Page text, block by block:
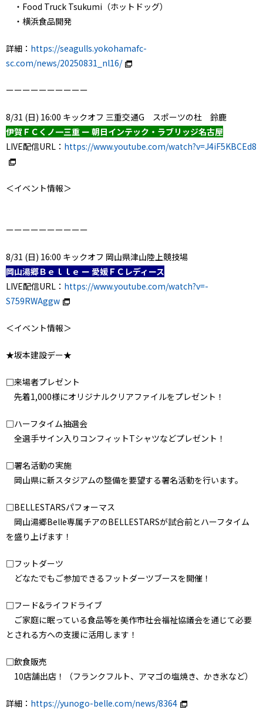
・Food Truck Tsukumi（ホットドッグ）
・横浜食品開発
詳細： https://seagulls.yokohamafc-
sc.com/news/20250831_nl16/
ーーーーーーーーーー
8/31 (日) 16:00 キックオフ 三重交通G スポーツの杜 鈴鹿
伊賀ＦＣくノ一三重 ー 朝日インテック・ラブリッジ名古屋
LIVE配信URL： https://www.youtube.com/watch?v=J4iF5KBCEd8
＜イベント情報＞
ーーーーーーーーーー
8/31 (日) 16:00 キックオフ 岡山県津山陸上競技場
岡山湯郷Ｂｅｌｌｅ ー 愛媛ＦＣレディース
LIVE配信URL： https://www.youtube.com/watch?v=-
S759RWAggw
＜イベント情報＞
★坂本建設デー★
□来場者プレゼント
先着1,000様にオリジナルクリアファイルをプレゼント！
□ハーフタイム抽選会
全選手サイン入りコンフィットTシャツなどプレゼント！
□署名活動の実施
岡山県に新スタジアムの整備を要望する署名活動を行います。
□BELLESTARSパフォーマス
岡山湯郷Belle専属チアのBELLESTARSが試合前とハーフタイム
を盛り上げます！
□フットダーツ
どなたでもご参加できるフットダーツブースを開催！
□フード&ライフドライブ
ご家庭に眠っている食品等を美作市社会福祉協議会を通じて必要
とされる方への支援に活用します！
□飲食販売
10店舗出店！（フランクフルト、アマゴの塩焼き、かき氷など）
詳細： https://yunogo-belle.com/news/8364